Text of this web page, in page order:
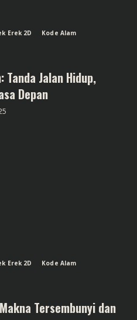
Erek 2D
Kode Alam
Jalan Hidup,
Depan
Erek 2D
Kode Alam
Tersembunyi dan